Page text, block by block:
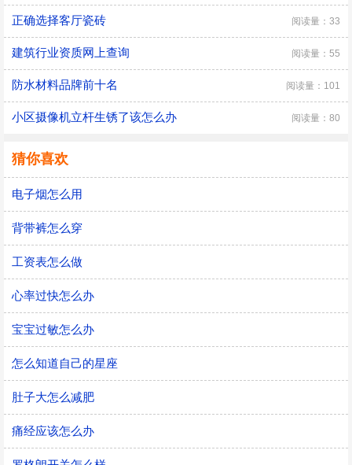
正确选择客厅瓷砖 阅读量：33
建筑行业资质网上查询 阅读量：55
防水材料品牌前十名 阅读量：101
小区摄像机立杆生锈了该怎么办 阅读量：80
猜你喜欢
电子烟怎么用
背带裤怎么穿
工资表怎么做
心率过快怎么办
宝宝过敏怎么办
怎么知道自己的星座
肚子大怎么减肥
痛经应该怎么办